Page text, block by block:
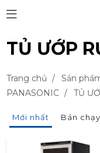
TỦ ƯỚP
Trang chủ / Sản
PANASONIC / TỦ
Mới nhất Bán chạy